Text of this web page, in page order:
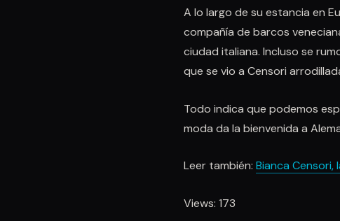
A lo largo de su estancia en
compañía de barcos
ciudad italiana. Incluso se
que se vio a Censori
Todo indica que podemos
moda da la bienvenida a
Leer también: Bianca Censori,
Views: 173